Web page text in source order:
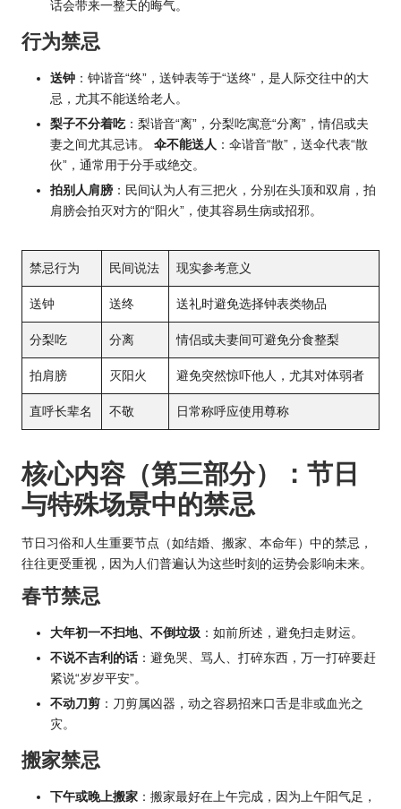
话会带来一整天的晦气。
行为禁忌
送钟 ：钟谐音“终”，送钟表等于“送终”，是人际交往中的大
忌，尤其不能送给老人。
梨子不分着吃：梨谐音“离”，分梨吃寓意“分离”，情侣或夫
妻之间尤其忌讳。 伞不能送人 ：伞谐音“散”，送伞代表“散
伙”，通常用于分手或绝交。
拍别人肩膀 ：民间认为人有三把火，分别在头顶和双肩，拍
肩膀会拍灭对方的“阳火”，使其容易生病或招邪。
禁忌行为 民间说法 现实参考意义
送钟 送终 送礼时避免选择钟表类物品
分梨吃 分离 情侣或夫妻间可避免分食整梨
拍肩膀 灭阳火 避免突然惊吓他人，尤其对体弱者
直呼长辈名 不敬 日常称呼应使用尊称
核心内容（第三部分）：节日
与特殊场景中的禁忌
节日习俗和人生重要节点（如结婚、搬家、本命年）中的禁忌，
往往更受重视，因为人们普遍认为这些时刻的运势会影响未来。
春节禁忌
大年初一不扫地、不倒垃圾 ：如前所述，避免扫走财运。
不说不吉利的话：避免哭、骂人、打碎东西，万一打碎要赶
紧说“岁岁平安”。
不动刀剪 ：刀剪属凶器，动之容易招来口舌是非或血光之
灾。
搬家禁忌
下午或晚上搬家 ：搬家最好在上午完成，因为上午阳气足，